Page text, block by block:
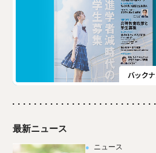
最新ニュース
ニュース